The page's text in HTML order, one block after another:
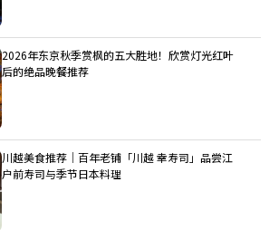
2026年东京秋季赏枫的五大胜地！欣赏灯光红叶
后的绝品晚餐推荐
川越美食推荐｜百年老铺「川越 幸寿司」品尝江
户前寿司与季节日本料理